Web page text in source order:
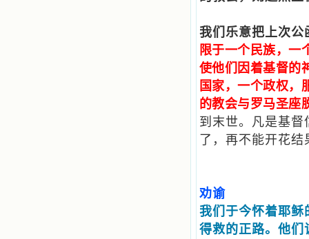
我们乐意把上次公
限于一个民族，一
使他们因着基督的
国家，一个政权，
的教会与罗马圣座
到末世。凡是基
了，再不能开花结
劝谕
我们于今怀着耶稣
得救的正路。他们